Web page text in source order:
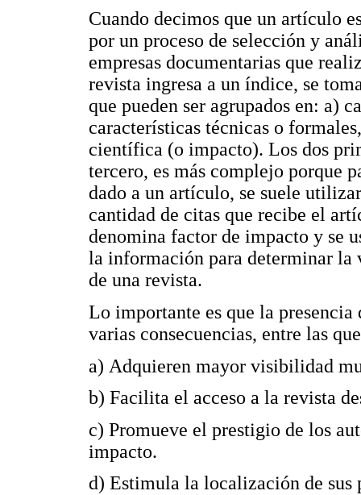
Cuando decimos que un artículo
por un proceso de selección y
empresas documentarias que
revista ingresa a un índice, se
que pueden ser agrupados en: a)
características técnicas o
científica (o impacto). Los dos
tercero, es más complejo porque
dado a un artículo, se suele
cantidad de citas que recibe el
denomina factor de impacto y se
la información para determinar
de una revista.
Lo importante es que la presencia
varias consecuencias, entre las
a) Adquieren mayor visibilidad
b) Facilita el acceso a la revista
c) Promueve el prestigio de los
impacto.
d) Estimula la localización de sus